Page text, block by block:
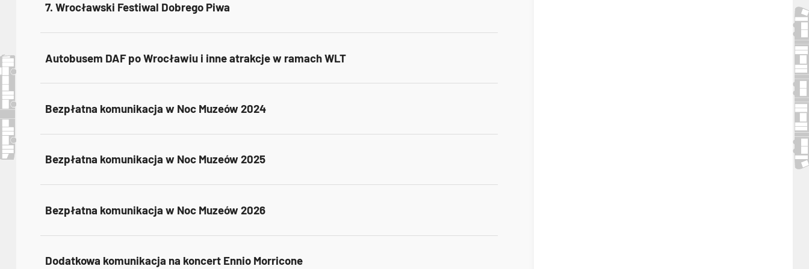
7. Wrocławski Festiwal Dobrego Piwa
Autobusem DAF po Wrocławiu i inne atrakcje w ramach WLT
Bezpłatna komunikacja w Noc Muzeów 2024
Bezpłatna komunikacja w Noc Muzeów 2025
Bezpłatna komunikacja w Noc Muzeów 2026
Dodatkowa komunikacja na koncert Ennio Morricone